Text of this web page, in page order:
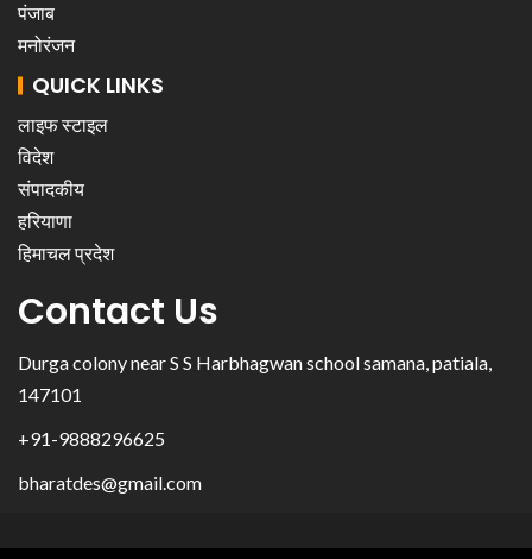
पंजाब
मनोरंजन
QUICK LINKS
लाइफ स्टाइल
विदेश
संपादकीय
हरियाणा
हिमाचल प्रदेश
Contact Us
Durga colony near S S Harbhagwan school samana, patiala,
147101
+91-9888296625
bharatdes@gmail.com